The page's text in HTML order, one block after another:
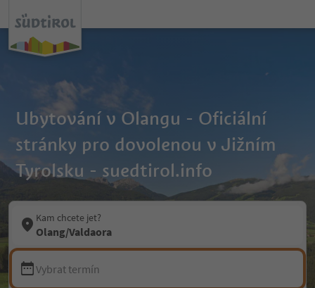
Ubytování v Olangu - Oficiální
stránky pro dovolenou v Jižním
Tyrolsku - suedtirol.info
Kam chcete jet?
Olang/Valdaora
Vybrat termín